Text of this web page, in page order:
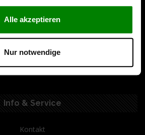
Alle akzeptieren
Nur notwendige
Service & Beratung
Folgen Sie uns
Info & Service
Kontakt